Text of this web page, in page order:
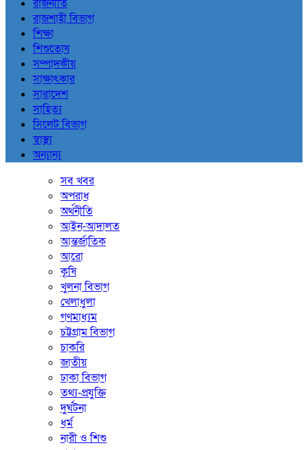
রাজনীতি
রাজশাহী বিভাগ
শিক্ষা
শিশুতোষ
সম্পাদকীয়
সাক্ষাৎকার
সারাদেশ
সাহিত্য
সিলেট বিভাগ
স্বাস্থ্য
অন্যান্য
সব খবর
অপরাধ
অর্থনীতি
আইন-আদালত
আন্তর্জাতিক
আরো
কৃষি
খুলনা বিভাগ
খেলাধুলা
গণমাধ্যম
চট্টগ্রাম বিভাগ
চাকরি
জাতীয়
ঢাকা বিভাগ
তথ্য-প্রযুক্তি
দুর্ঘটনা
ধর্ম
নারী ও শিশু